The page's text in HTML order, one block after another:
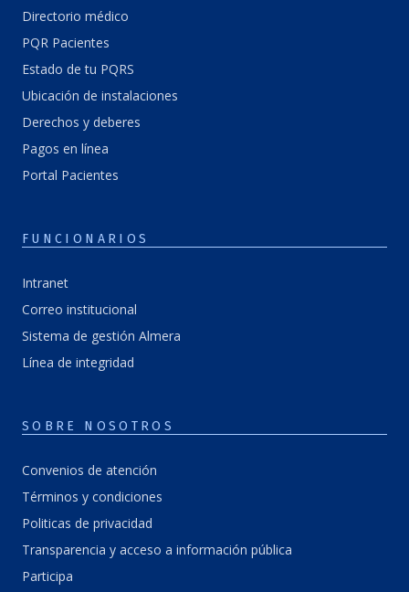
Directorio médico
PQR Pacientes
Estado de tu PQRS
Ubicación de instalaciones
Derechos y deberes
Pagos en línea
Portal Pacientes
FUNCIONARIOS
Intranet
Correo institucional
Sistema de gestión Almera
Línea de integridad
SOBRE NOSOTROS
Convenios de atención
Términos y condiciones
Politicas de privacidad
Transparencia y acceso a información pública
Participa